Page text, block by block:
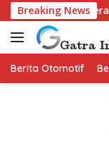
Langsung
ke
konten
Breaking News
Gigi Militer dan
Berita Otomotif